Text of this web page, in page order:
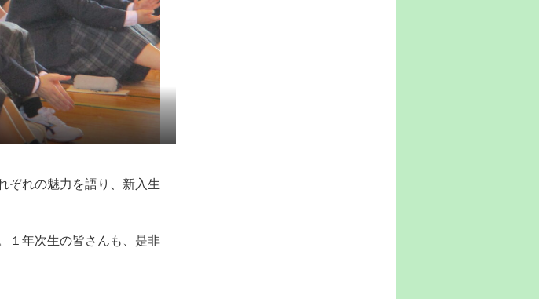
ぞれの魅力を語り、新入生
１年次生の皆さんも、是非